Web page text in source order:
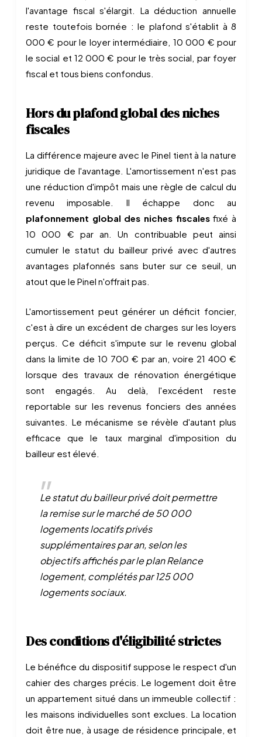
l'avantage fiscal s'élargit. La déduction annuelle
reste toutefois bornée : le plafond s'établit à 8
000 € pour le loyer intermédiaire, 10 000 € pour
le social et 12 000 € pour le très social, par foyer
fiscal et tous biens confondus.
Hors du plafond global des niches
fiscales
La différence majeure avec le Pinel tient à la nature
juridique de l'avantage. L'amortissement n'est pas
une réduction d'impôt mais une règle de calcul du
revenu imposable. Il échappe donc au
plafonnement global des niches fiscalesfixé à
10 000 € par an. Un contribuable peut ainsi
cumuler le statut du bailleur privé avec d'autres
avantages plafonnés sans buter sur ce seuil, un
atout que le Pinel n'offrait pas.
L'amortissement peut générer un déficit foncier,
c'est à dire un excédent de charges sur les loyers
perçus. Ce déficit s'impute sur le revenu global
dans la limite de 10 700 € par an, voire 21 400 €
lorsque des travaux de rénovation énergétique
sont engagés. Au delà, l'excédent reste
reportable sur les revenus fonciers des années
suivantes. Le mécanisme se révèle d'autant plus
efficace que le taux marginal d'imposition du
bailleur est élevé.
Le statut du bailleur privé doit permettre
la remise sur le marché de 50 000
logements locatifs privés
supplémentaires par an, selon les
objectifs affichés par le plan Relance
logement, complétés par 125 000
logements sociaux.
Des conditions d'éligibilité strictes
Le bénéfice du dispositif suppose le respect d'un
cahier des charges précis. Le logement doit être
un appartement situé dans un immeuble collectif :
les maisons individuelles sont exclues. La location
doit être nue, à usage de résidence principale, et